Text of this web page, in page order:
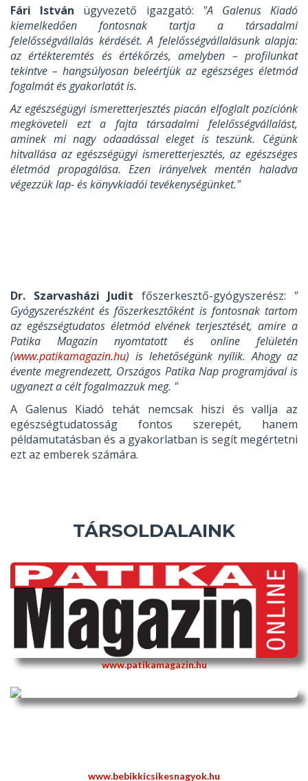
Fári István ügyvezető igazgató: "A Galenus Kiadó
kiemelkedően fontosnak tartja a társadalmi
felelősségvállalás kérdését. A felelősségvállalásunk alapja:
az értékteremtés és értékőrzés, amelyben – profilunkat
tekintve – hangsúlyosan beleértjük az egészséges életmód
fogalmát és gyakorlatát is.
Az egészségügyi ismeretterjesztés piacán elfoglalt pozíciónk
megköveteli ezt a fajta társadalmi felelősségvállalást,
aminek mi nagy odaadással eleget is teszünk. Cégünk
hitvallása az egészségügyi ismeretterjesztés, az egészséges
életmód propagálása. Ezen irányelvek mentén haladva
végezzük lap- és könyvkiadói tevékenységünket."
Dr. Szarvasházi Judit főszerkesztő-gyógyszerész: "
Gyógyszerészként és főszerkesztőként is fontosnak tartom
az egészségtudatos életmód elvének terjesztését, amire a
Patika Magazin nyomtatott és online felületén
(www.patikamagazin.hu) is lehetőségünk nyílik. Ahogy az
évente megrendezett, Országos Patika Nap programjával is
ugyanezt a célt fogalmazzuk meg. "
A Galenus Kiadó tehát nemcsak hiszi és vallja az
egészségtudatosság fontos szerepét, hanem
példamutatásban és a gyakorlatban is segít megértetni
ezt az emberek számára.
TÁRSOLDALAINK
www.patikamagazin.hu
www.bebikkicsikesnagyok.hu